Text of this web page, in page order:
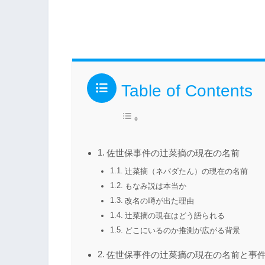
Table of Contents
佐世保事件の辻菜摘の現在の名前
辻菜摘（ネバダたん）の現在の名前
もなみ説は本当か
改名の噂が出た理由
辻菜摘の現在はどう語られる
どこにいるのか推測が広がる背景
佐世保事件の辻菜摘の現在の名前と事